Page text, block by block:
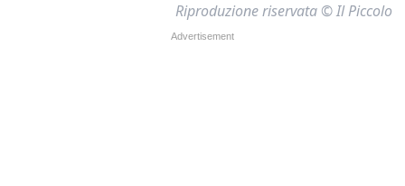
Riproduzione riservata © Il Piccolo